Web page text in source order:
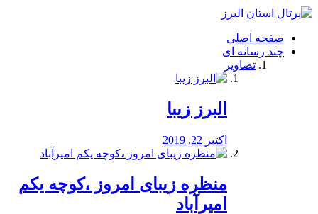
فصد
شرق
تهران
خشکشویی
صفحه اصلی
چند رسانه ای
تصاویر
البرز زیبا
اکتبر 22, 2019
منظره‌‌ زیبای امروز ،کوچه یکم
امیرآباد